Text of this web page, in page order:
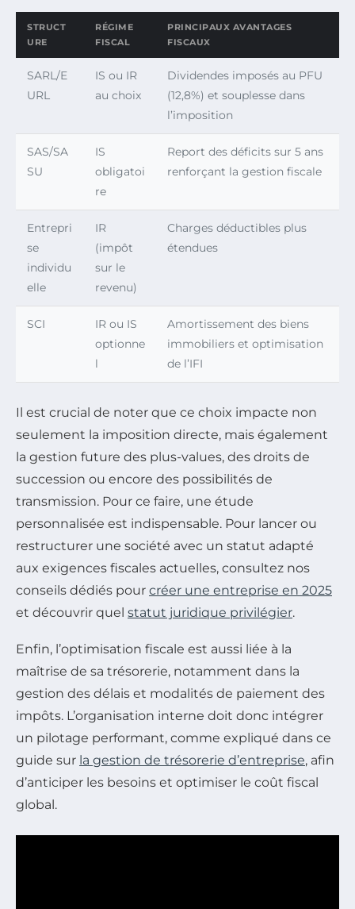
STRUCT
URE
RÉGIME
FISCAL
PRINCIPAUX AVANTAGES
FISCAUX
SARL/E
URL
IS ou IR
au choix
Dividendes imposés au PFU
(12,8%) et souplesse dans
l’imposition
SAS/SA
SU
IS
obligatoi
re
Report des déficits sur 5 ans
renforçant la gestion fiscale
Entrepri
se
individu
elle
IR
(impôt
sur le
revenu)
Charges déductibles plus
étendues
SCI
IR ou IS
optionne
l
Amortissement des biens
immobiliers et optimisation
de l’IFI
Il est crucial de noter que ce choix impacte non
seulement la imposition directe, mais également
la gestion future des plus-values, des droits de
succession ou encore des possibilités de
transmission. Pour ce faire, une étude
personnalisée est indispensable. Pour lancer ou
restructurer une société avec un statut adapté
aux exigences fiscales actuelles, consultez nos
conseils dédiés pour créer une entreprise en 2025
et découvrir quel statut juridique privilégier.
Enfin, l’optimisation fiscale est aussi liée à la
maîtrise de sa trésorerie, notamment dans la
gestion des délais et modalités de paiement des
impôts. L’organisation interne doit donc intégrer
un pilotage performant, comme expliqué dans ce
guide sur la gestion de trésorerie d’entreprise, afin
d’anticiper les besoins et optimiser le coût fiscal
global.